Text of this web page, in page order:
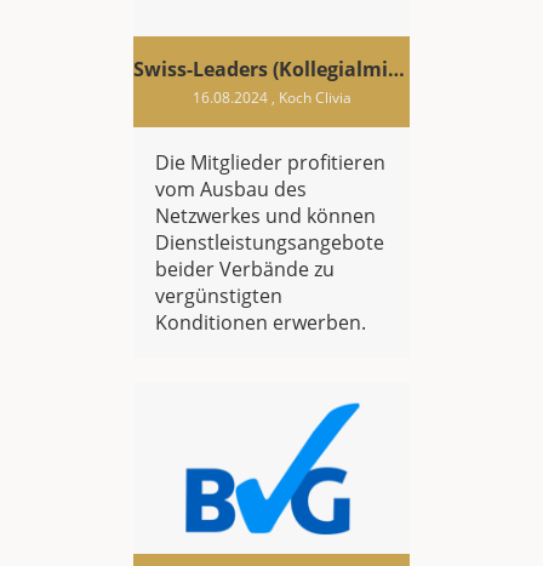
Swiss-Leaders (Kollegialmitgliedschaft)
16.08.2024, Koch Clivia
Die Mitglieder profitieren
vom Ausbau des
Netzwerkes und können
Dienstleistungsangebote
beider Verbände zu
vergünstigten
Konditionen erwerben.